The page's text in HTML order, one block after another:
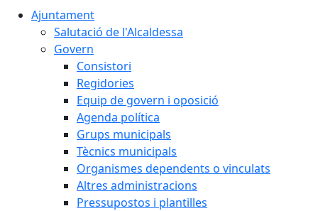
Ajuntament
Salutació de l'Alcaldessa
Govern
Consistori
Regidories
Equip de govern i oposició
Agenda política
Grups municipals
Tècnics municipals
Organismes dependents o vinculats
Altres administracions
Pressupostos i plantilles